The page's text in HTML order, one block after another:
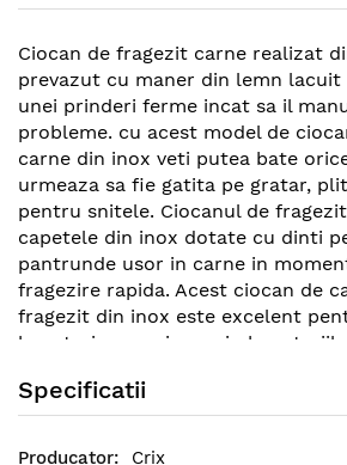
Ciocan de fragezit carne realizat
prevazut cu maner din lemn lacuit
unei prinderi ferme incat sa il
probleme. cu acest model de
carne din inox veti putea bate
urmeaza sa fie gatita pe gratar,
pentru snitele. Ciocanul de
capetele din inox dotate cu dinti
pantrunde usor in carne in
fragezire rapida. Acest ciocan de
fragezit din inox este excelent
bucataria proprie sau in
Specificatii
Crix